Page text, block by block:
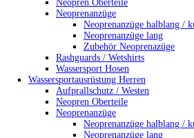
Neopren Oberteile
Neoprenanzüge
Neoprenanzüge halblang /
Neoprenanzüge lang
Zubehör Neoprenazüge
Rashguards / Wetshirts
Wassersport Hosen
Wassersportausrüstung Herren
Aufprallschutz / Westen
Neopren Oberteile
Neoprenanzüge
Neoprenanzüge halblang /
Neoprenanzüge lang